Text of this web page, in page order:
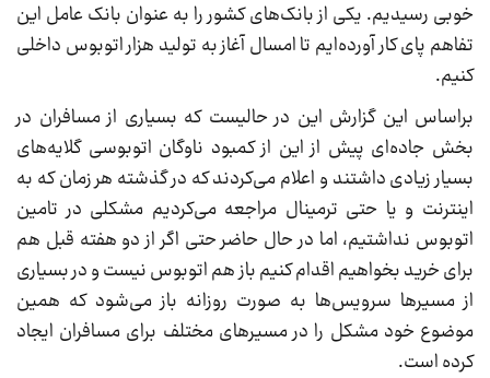
خوبی رسیدیم. یکی از بانک‌های کشور را به عنوان بانک عامل این
تفاهم پای کار آورده‌ایم تا امسال آغاز به تولید هزار اتوبوس داخلی
کنیم.
براساس این گزارش این در حالیست که بسیاری از مسافران در
بخش جاده‌ای پیش از این از کمبود ناوگان اتوبوسی گلایه‌های
بسیار زیادی داشتند و اعلام می‌کردند که در گذشته هر زمان که به
اینترنت و یا حتی ترمینال مراجعه می‌کردیم مشکلی در تامین
اتوبوس نداشتیم، اما در حال حاضر حتی اگر از دو هفته قبل هم
برای خرید بخواهیم اقدام کنیم باز هم اتوبوس نیست و در بسیاری
از مسیر‌ها سرویس‌ها به صورت روزانه باز می‌شود که همین
موضوع خود مشکل را در مسیر‌های مختلف برای مسافران ایجاد
کرده است.